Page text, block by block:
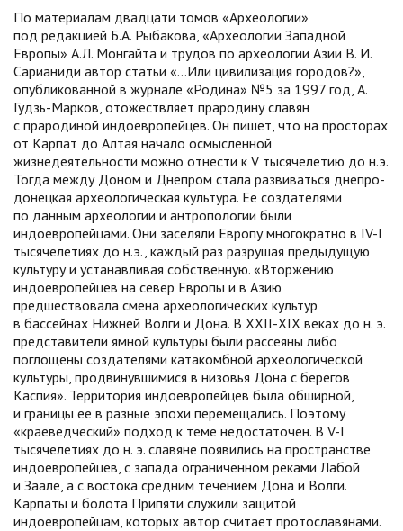
По материалам двадцати томов «Археологии»
под редакцией Б.А. Рыбакова, «Археологии Западной
Европы» А.Л. Монгайта и трудов по археологии Азии В. И.
Сарианиди автор статьи «…Или цивилизация городов?»,
опубликованной в журнале «Родина» №5 за 1997 год, А.
Гудзь-Марков, отожествляет прародину славян
с прародиной индоевропейцев. Он пишет, что на просторах
от Карпат до Алтая начало осмысленной
жизнедеятельности можно отнести к V тысячелетию до н.э.
Тогда между Доном и Днепром стала развиваться днепро-
донецкая археологическая культура. Ее создателями
по данным археологии и антропологии были
индоевропейцами. Они заселяли Европу многократно в IV-I
тысячелетиях до н.э., каждый раз разрушая предыдущую
культуру и устанавливая собственную. «Вторжению
индоевропейцев на север Европы и в Азию
предшествовала смена археологических культур
в бассейнах Нижней Волги и Дона. В ХХII-ХIХ веках до н. э.
представители ямной культуры были рассеяны либо
поглощены создателями катакомбной археологической
культуры, продвинувшимися в низовья Дона с берегов
Каспия». Территория индоевропейцев была обширной,
и границы ее в разные эпохи перемещались. Поэтому
«краеведческий» подход к теме недостаточен. В V-I
тысячелетиях до н. э. славяне появились на пространстве
индоевропейцев, с запада ограниченном реками Лабой
и Заале, а с востока средним течением Дона и Волги.
Карпаты и болота Припяти служили защитой
индоевропейцам, которых автор считает протославянами.